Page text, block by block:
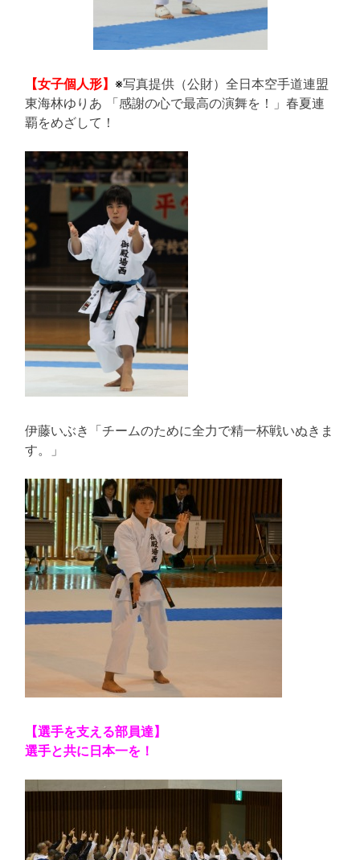
【女子個人形】 ※写真提供（公財）全日本空手道連盟
東海林ゆりあ 「感謝の心で最高の演舞を！」春夏連
覇をめざして！
伊藤いぶき「チームのために全力で精一杯戦いぬきま
す。」
【選手を支える部員達】
選手と共に日本一を！